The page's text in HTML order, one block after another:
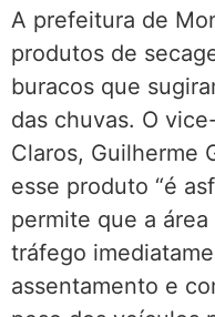
A prefeitura de
produtos de
buracos que
das chuvas. O
Claros, Guilherme
esse produto “é
permite que a
tráfego
assentamento e